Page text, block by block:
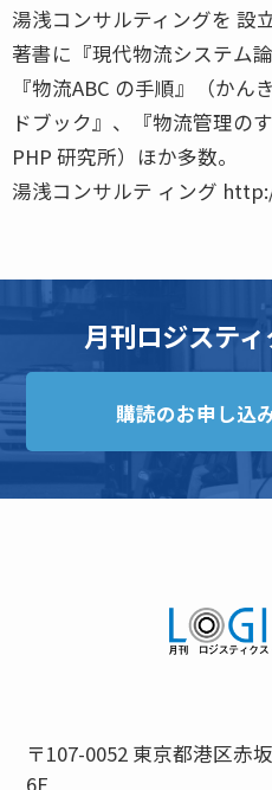
湯浅コンサルティングを 設
著書に『現代物流システム
『物流ABC の手順』（か
ドブック』、『物流管理の
PHP 研究所）ほか多数。
湯浅コンサルテ ィング
月刊ロジステ
購読のお申し込
〒107-0052 東京都港区赤
6F